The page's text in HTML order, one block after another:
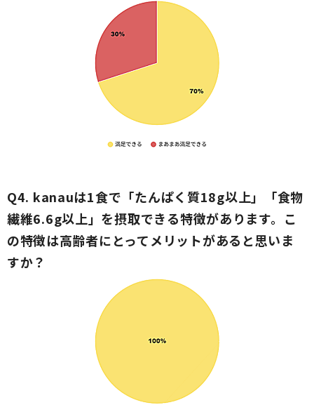
Q4. kanauは1食で「たんぱく質18g以上」「食物
繊維6.6g以上」を摂取できる特徴があります。こ
の特徴は高齢者にとってメリットがあると思いま
すか？